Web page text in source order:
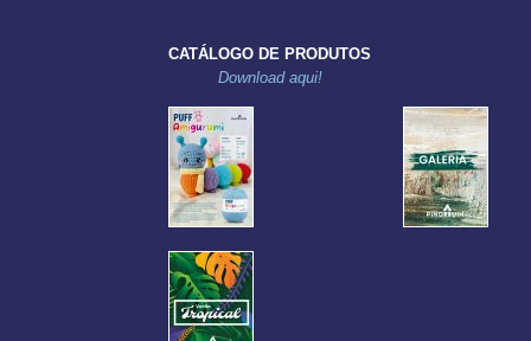
CATÁLOGO DE PRODUTOS
Download aqui!